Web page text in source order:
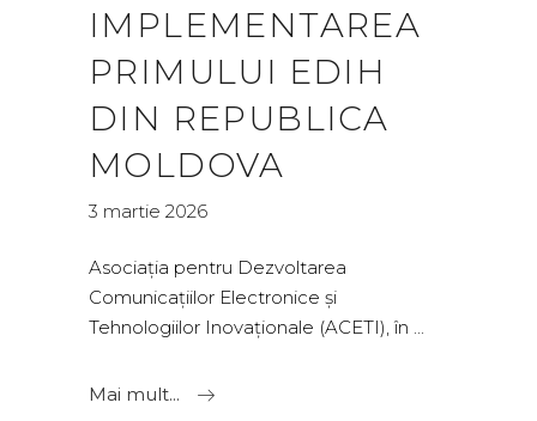
IMPLEMENTAREA
PRIMULUI EDIH
DIN REPUBLICA
MOLDOVA
3 martie 2026
Asociația pentru Dezvoltarea
Comunicațiilor Electronice și
Tehnologiilor Inovaționale (ACETI), în
Mai mult...